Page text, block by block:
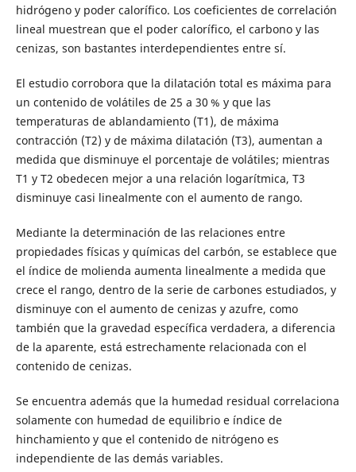
hidrógeno y poder calorífico. Los coeficientes de correlación
lineal muestrean que el poder calorífico, el carbono y las
cenizas, son bastantes interdependientes entre sí.
El estudio corrobora que la dilatación total es máxima para
un contenido de volátiles de 25 a 30 % y que las
temperaturas de ablandamiento (T1), de máxima
contracción (T2) y de máxima dilatación (T3), aumentan a
medida que disminuye el porcentaje de volátiles; mientras
T1 y T2 obedecen mejor a una relación logarítmica, T3
disminuye casi linealmente con el aumento de rango.
Mediante la determinación de las relaciones entre
propiedades físicas y químicas del carbón, se establece que
el índice de molienda aumenta linealmente a medida que
crece el rango, dentro de la serie de carbones estudiados, y
disminuye con el aumento de cenizas y azufre, como
también que la gravedad específica verdadera, a diferencia
de la aparente, está estrechamente relacionada con el
contenido de cenizas.
Se encuentra además que la humedad residual correlaciona
solamente con humedad de equilibrio e índice de
hinchamiento y que el contenido de nitrógeno es
independiente de las demás variables.